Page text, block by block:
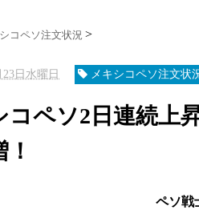
コペソ注文状況
23日水曜日 メキシコペソ注文状
コペソ2日連続上
ペソ戦